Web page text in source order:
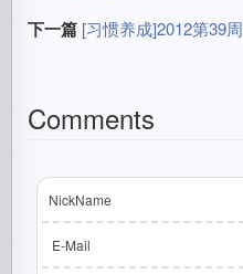
下一篇 [习惯养成]2012第39
Comments
NickName
E-Mail